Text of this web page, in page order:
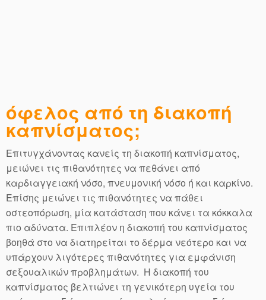
όφελος από τη διακοπή
καπνίσματος;
Eπιτυγχάνοντας κανείς τη διακοπή καπνίσματος,
μειώνει τις πιθανότητες να πεθάνει από
καρδιαγγειακή νόσο, πνευμονική νόσο ή και καρκίνο.
Επίσης μειώνει τις πιθανότητες να πάθει
οστεοπόρωση, μία κατάσταση που κάνει τα κόκκαλα
πιο αδύνατα. Επιπλέον η διακοπή του καπνίσματος
βοηθά στο να διατηρείται το δέρμα νεότερο και να
υπάρχουν λιγότερες πιθανότητες για εμφάνιση
σεξουαλικών προβλημάτων. Η διακοπή του
καπνίσματος βελτιώνει τη γενικότερη υγεία του